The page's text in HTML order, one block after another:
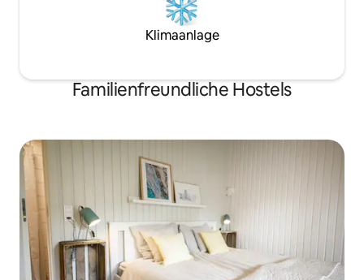
Klimaanlage
Familienfreundliche Hostels